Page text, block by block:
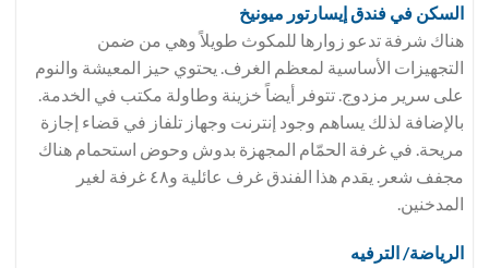
السكن في فندق إيسارتور ميونيخ
هناك شرفة تدعو زوارها للمكوث طويلاً وهي من ضمن
التجهيزات الأساسية لمعظم الغرف. يحتوي حيز المعيشة والنوم
على سرير مزدوج. تتوفر أيضاً خزينة وطاولة مكتب في الخدمة.
بالإضافة لذلك يساهم وجود إنترنت وجهاز تلفاز في قضاء إجازة
مريحة. في غرفة الحمّام المجهزة بدوش وحوض استحمام هناك
مجفف شعر. يقدم هذا الفندق غرف عائلية و٤٨ غرفة لغير
المدخنين.
الرياضة/ الترفيه